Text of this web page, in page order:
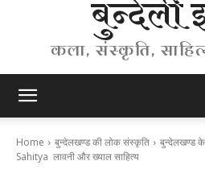
कला, संस्कृति,
Home बुन्देलखण्ड की लोक संस्कृति बुन्देलखण्ड
Sahitya लावनी और ख्याल साहित्य